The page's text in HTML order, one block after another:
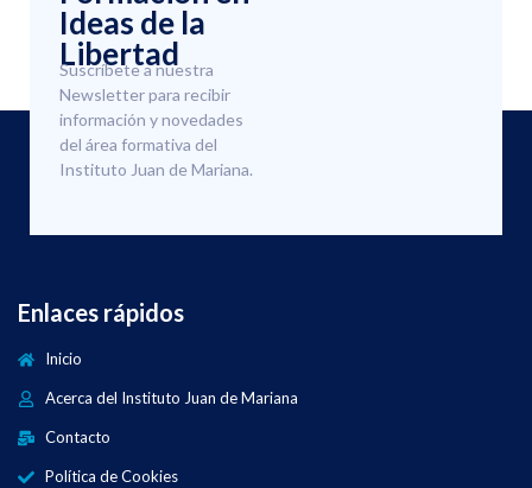
Ideas de la
Libertad
Suscríbete a nuestra
Newsletter para recibir
información y novedades
del área formativa del
Instituto Juan de Mariana.
Enlaces rápidos
Inicio
Acerca del Instituto Juan de Mariana
Contacto
Política de Cookies